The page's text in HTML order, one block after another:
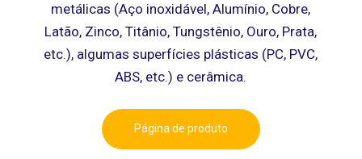
metálicas (Aço inoxidável, Alumínio, Cobre,
Latão, Zinco, Titânio, Tungstênio, Ouro, Prata,
etc.), algumas superfícies plásticas (PC, PVC,
ABS, etc.) e cerâmica.
Página de produto